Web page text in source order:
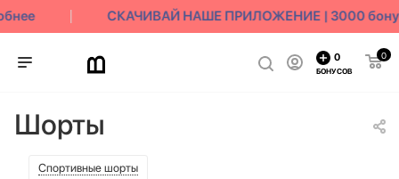
СКАЧИВАЙ НАШЕ ПРИЛОЖЕНИЕ | 3000
0
0
БОНУСОВ
Шорты
Спортивные шорты